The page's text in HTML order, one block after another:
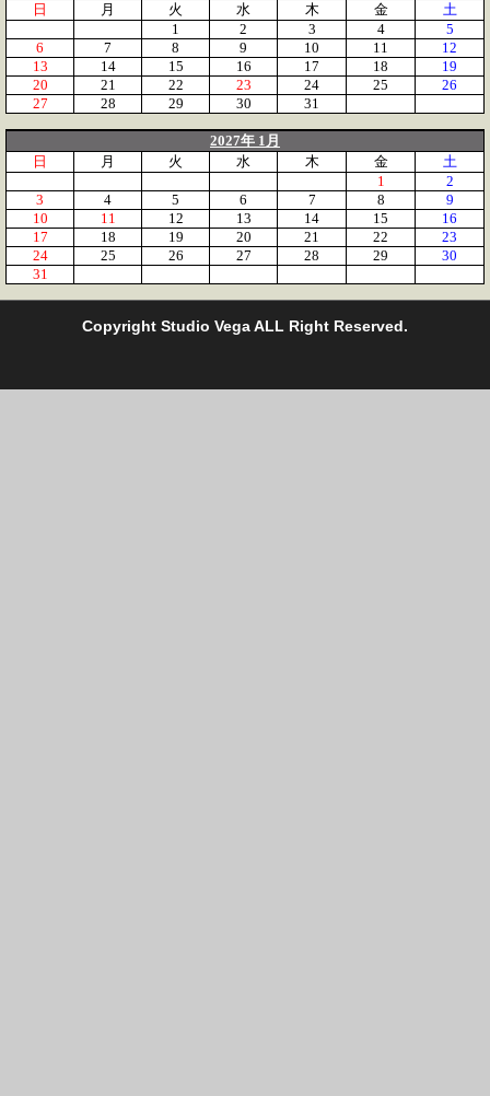
日
月 火 水 木 金
土
1
2 3 4
5
6
7 8 9 10 11
12
13
14 15 16 17 18
19
20
21 22 23 24 25
26
27
28 29 30 31
2027年 1月
日
月 火 水 木 金
土
1
2
3
4 5 6 7 8
9
10
11 12 13 14 15
16
17
18 19 20 21 22
23
24
25 26 27 28 29
30
31
Copyright Studio Vega ALL Right Reserved.